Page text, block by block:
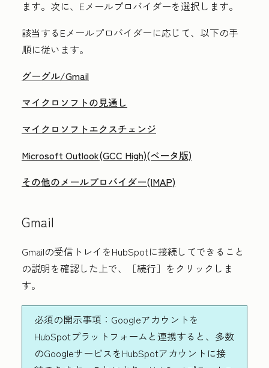
ます。次に、 Eメールプロバイダーを選択します。
該当するEメールプロバイダーに応じて、以下の手
順に従います。
グーグル/Gmail
マイクロソフトの見通し
マイクロソフトエクスチェンジ
Microsoft Outlook(GCC High)(ベータ版)
その他のメールプロバイダー(IMAP)
Gmail
Gmailの受信トレイをHubSpotに接続してできること
の説明を確認した上で、
［続行］ をクリックしま
す。
必須の開示事項： Googleアカウントを
HubSpotプラットフォームと連携すると、多数
のGoogleサービスをHubSpotアカウントに接